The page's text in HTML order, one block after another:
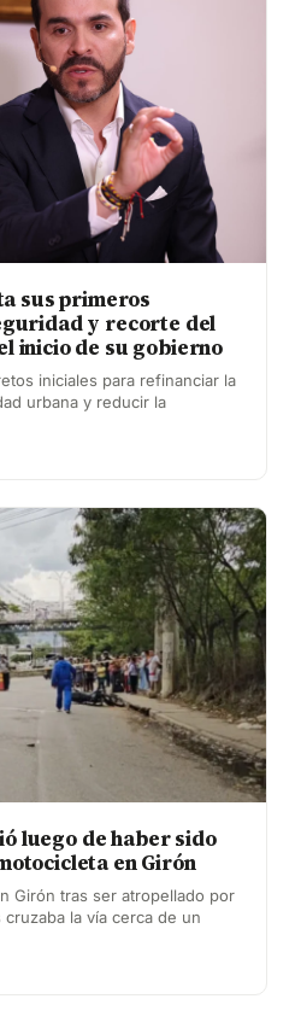
sus primeros
y recorte del
inicio de su gobierno
iniciales para refinanciar la
urbana y reducir la
luego de haber sido
en Girón
Girón tras ser atropellado por
la vía cerca de un